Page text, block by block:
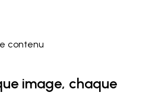
contenu
image, chaque